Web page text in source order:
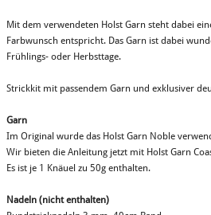
Mit dem verwendeten Holst Garn steht dabei
Farbwunsch entspricht. Das Garn ist dabei
Frühlings- oder Herbsttage.
Strickkit mit passendem Garn und exklusiver
Garn
Im Original wurde das Holst Garn Noble
Wir bieten die Anleitung jetzt mit Holst Garn
Es ist je 1 Knäuel zu 50g enthalten.
Nadeln (nicht enthalten)